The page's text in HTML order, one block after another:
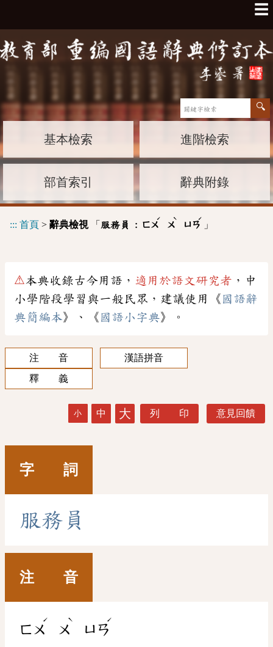
☰
基本檢索 進階檢索
部首索引 辭典附錄
::: 首頁 > 辭典檢視「 服務員 : ㄈㄨ
ˊ
ㄨ
ˋ
ㄩㄢ
ˊ
」
⚠本典收錄古今用語， 適用於語文研究者 ，中
小學階段學習與一般民眾，建議使用《 國語辭
典簡編本》、《 國語小字典》。
注 音
漢語拼音
釋 義
小 中 大 列 印 意見回饋
字 詞
服務 員
注 音
ㄈㄨ
ˊ
ㄨ
ˋ
ㄩㄢ
ˊ